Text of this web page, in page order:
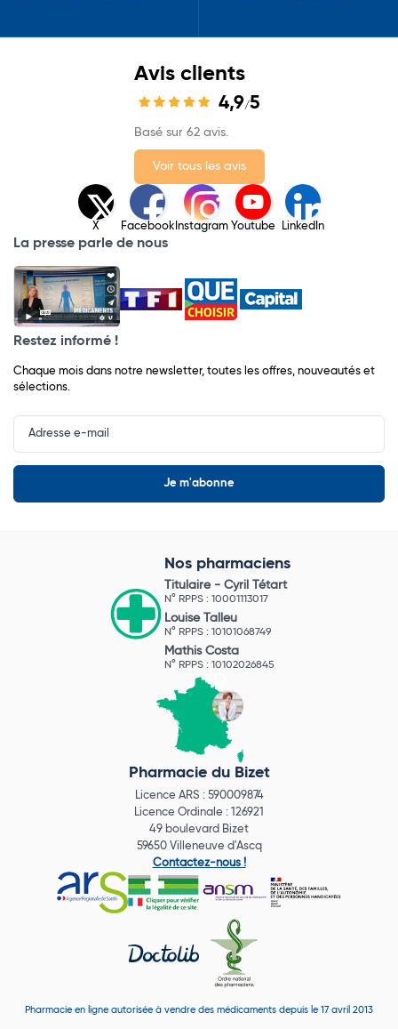
Avis clients
4,9/5
Basé sur 62 avis.
Voir tous les avis
X Facebook Instagram Youtube LinkedIn
La presse parle de nous
Restez informé !
Chaque mois dans notre newsletter, toutes les offres, nouveautés et
sélections.
Input
Newsletter
Nos pharmaciens
Titulaire - Cyril Tétart
N° RPPS : 10001113017
Louise Talleu
N° RPPS : 10101068749
Mathis Costa
N° RPPS : 10102026845
Pharmacie du Bizet
Licence ARS : 590009874
Licence Ordinale : 126921
49 boulevard Bizet
59650 Villeneuve d'Ascq
Contactez-nous !
Pharmacie en ligne autorisée à vendre des médicaments depuis le 17 avril 2013